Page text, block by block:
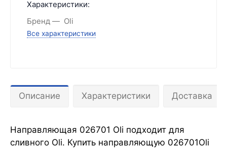
Характеристики:
Бренд
Oli
Все характеристики
Описание Характеристики Доставка
Направляющая 026701 Oli подходит для
сливного Oli. Купить направляющую 026701Oli